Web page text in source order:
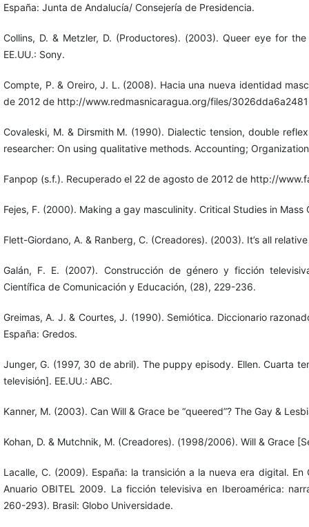
España: Junta de Andalucía/ Consejería de Presidencia.
Collins, D. & Metzler, D. (Productores). (2003). Queer eye for
EE.UU.: Sony.
Compte, P. & Oreiro, J. L. (2008). Hacia una nueva identidad
de 2012 de http://www.redmasnicaragua.org/files/
Covaleski, M. & Dirsmith M. (1990). Dialectic tension, double
researcher: On using qualitative methods. Accounting;
Fanpop (s.f.). Recuperado el 22 de agosto de 2012 de http://
Fejes, F. (2000). Making a gay masculinity. Critical Studies in Mass
Flett-Giordano, A. & Ranberg, C. (Creadores). (2003). It’s all
Galán, F. E. (2007). Construcción de género y ficción
Científica de Comunicación y Educación, (28), 229-236.
Greimas, A. J. & Courtes, J. (1990). Semiótica. Diccionario
España: Gredos.
Junger, G. (1997, 30 de abril). The puppy episody. Ellen. Cuarta
televisión]. EE.UU.: ABC.
Kanner, M. (2003). Can Will & Grace be “queered”? The Gay &
Kohan, D. & Mutchnik, M. (Creadores). (1998/2006). Will & Grace
Lacalle, C. (2009). España: la transición a la nueva era digital. En
Anuario OBITEL 2009. La ficción televisiva en Iberoamérica:
260-293). Brasil: Globo Universidade.